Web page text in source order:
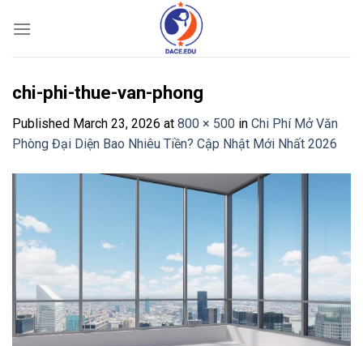
chi-phi-thue-van-phong
Published March 23, 2026 at 800 × 500 in Chi Phí Mở Văn
Phòng Đại Diện Bao Nhiêu Tiền? Cập Nhật Mới Nhất 2026